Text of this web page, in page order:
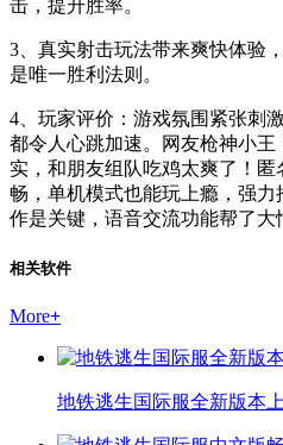
击，提升胜率。
3、真实射击玩法带来爽快体验
是唯一胜利法则。
4、玩家评价：游戏氛围紧张刺
都令人心跳加速。网友枪神小
实，和朋友组队吃鸡太爽了！
畅，单机模式也能玩上瘾，强
作是关键，语音交流功能帮了大
相关软件
More+
地铁逃生国际服全新版本